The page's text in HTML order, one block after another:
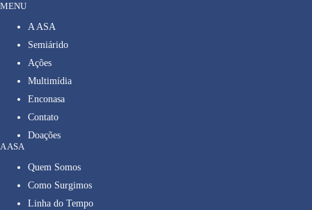
MENU
A ASA
Semiárido
Ações
Multimídia
Enconasa
Contato
Doações
A ASA
Quem Somos
Como Surgimos
Linha do Tempo